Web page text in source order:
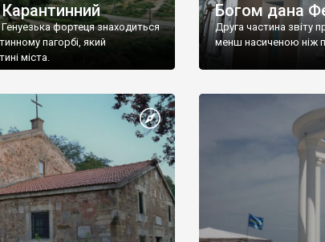
фортеця знаходиться
пагорбі, який
міста.
Богом дана
Друга частина звіту
менш насиченою ніж